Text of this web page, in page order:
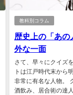
教科別コラム
歴史上の「あの
外な一面
さて、早々にクイズ
トは江戸時代末から
非常に有名な人物。
酒飲み、居合術の達